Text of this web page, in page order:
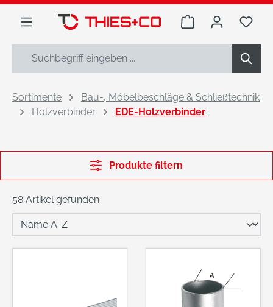
springen
Warenkorb Du
Sortimente
Bau-, Möbelbeschläge & Schließtechnik
Holzverbinder
EDE-Holzverbinder
Produkte filtern
58 Artikel gefunden